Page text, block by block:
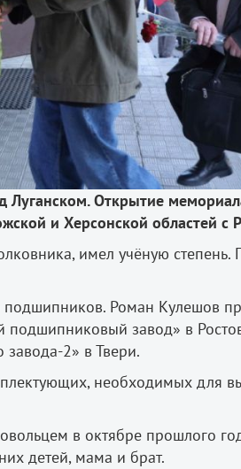
Луганском. Открытие
и Херсонской областей с
имел учёную степень.
подшипников. Роман Кулешов
завод» в
завода-2» в Твери.
необходимых для
в октябре прошлого
детей, мама и брат.